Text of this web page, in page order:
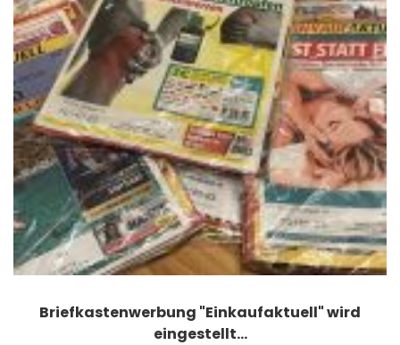
Briefkastenwerbung "Einkaufaktuell" wird
eingestellt…